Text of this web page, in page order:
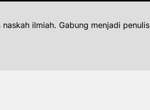
ilmiah. Gabung menjadi penulis